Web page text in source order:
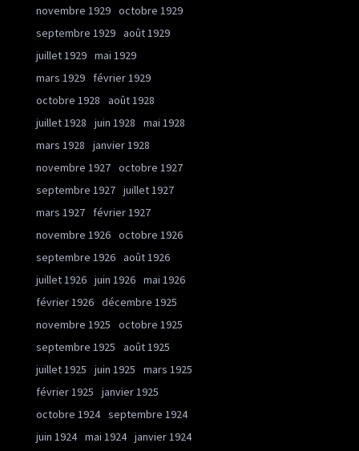
novembre 1929 octobre 1929
septembre 1929 août 1929
juillet 1929 mai 1929
mars 1929
février 1929
octobre 1928
août 1928
juillet 1928
juin 1928
mai 1928
mars 1928
janvier 1928
novembre 1927 octobre 1927
septembre 1927 juillet 1927
mars 1927
février 1927
novembre 1926 octobre 1926
septembre 1926 août 1926
juillet 1926 juin 1926 mai 1926
février 1926 décembre 1925
novembre 1925
octobre 1925
septembre 1925
août 1925
juillet 1925
juin 1925
mars 1925
février 1925
janvier 1925
octobre 1924 septembre 1924
juin 1924 mai 1924 janvier 1924